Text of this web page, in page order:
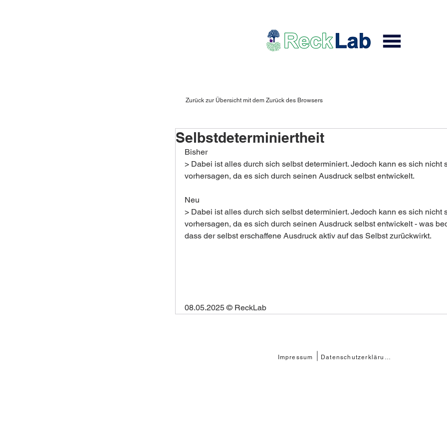
Zurück zur Übersicht mit dem Zurück des Browsers
Selbstdeterminiertheit
Bisher
> Dabei ist alles durch sich selbst determiniert. Jedoch kann es sich nicht
vorhersagen, da es sich durch seinen Ausdruck selbst entwickelt.
Neu
> Dabei ist alles durch sich selbst determiniert. Jedoch kann es sich nicht
vorhersagen, da es sich durch seinen Ausdruck selbst entwickelt - was
dass der selbst erschaffene Ausdruck aktiv auf das Selbst zurückwirkt.
08.05.2025 © ReckLab
Impressum